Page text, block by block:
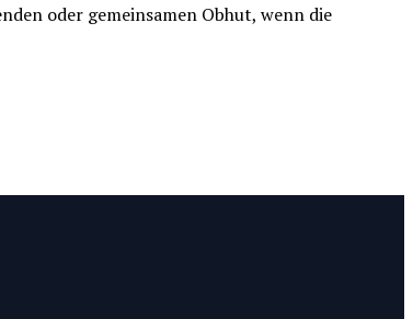
oder gemeinsamen Obhut, wenn die